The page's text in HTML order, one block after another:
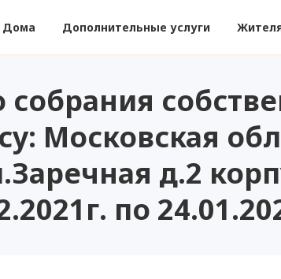
Дома Дополнительные услуги
Московская
д.2
по